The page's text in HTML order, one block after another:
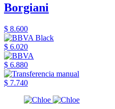
Borgiani
$ 8.600
$ 6.020
$ 6.880
$ 7.740